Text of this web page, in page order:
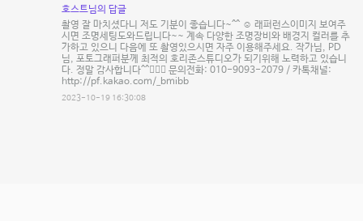
호스트님의 답글
촬영 잘 마치셨다니 저도 기분이 좋습니다~^^ ☺️ 래퍼런스이미지 보여주
시면 조명세팅도와드립니다~~ 계속 다양한 조명장비와 배경지 컬러를 추
가하고 있으니 다음에 또 촬영있으시면 자주 이용해주세요. 작가님, PD
님, 포토그래퍼분께 최적의 호리존스튜디오가 되기위해 노력하고 있습니
다. 정말 감사합니다^^🙇🏻‍♂️ 문의전화: 010-9093-2079 / 카톡채널:
http://pf.kakao.com/_bmibb
2023-10-19 16:30:08